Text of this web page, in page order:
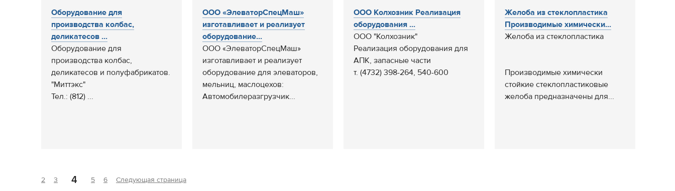
Оборудование для
производства колбас,
деликатесов ...
Оборудование для
производства колбас,
деликатесов и полуфабрикатов.
"Миттэкс"
Тел.: (812) ...
ООО «ЭлеваторСпецМаш»
изготавливает и реализует
оборудование...
ООО «ЭлеваторСпецМаш»
изготавливает и реализует
оборудование для элеваторов,
мельниц, маслоцехов:
Автомобилеразгрузчик...
ООО Колхозник Реализация
оборудования ...
ООО "Колхозник"
Реализация оборудования для
АПК, запасные части
т. (4732) 398-264, 540-600
Желоба из стеклопластика
Производимые химически...
Желоба из стеклопластика
Производимые химически
стойкие стеклопластиковые
желоба предназначены для...
2 3 4 5 6 Следующая страница